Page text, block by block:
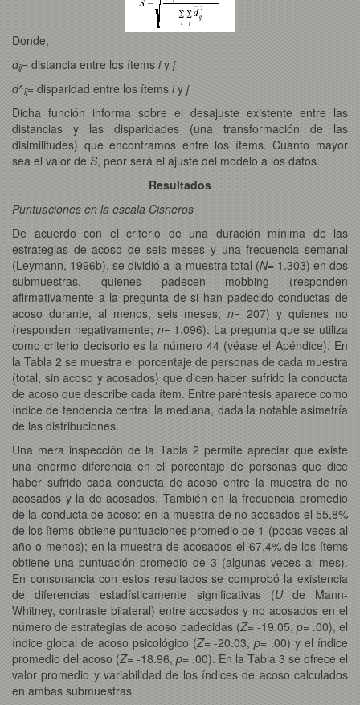
Donde,
dij= distancia entre los ítems iy j
d^ij= disparidad entre los ítems iy j
Dicha función informa sobre el desajuste existente entre las
distancias y las disparidades (una transformación de las
disimilitudes) que encontramos entre los ítems. Cuanto mayor
sea el valor de S, peor será el ajuste del modelo a los datos.
Resultados
Puntuaciones en la escala Cisneros
De acuerdo con el criterio de una duración mínima de las
estrategias de acoso de seis meses y una frecuencia semanal
(Leymann, 1996b), se dividió a la muestra total (N= 1.303) en dos
submuestras, quienes padecen mobbing (responden
afirmativamente a la pregunta de si han padecido conductas de
acoso durante, al menos, seis meses; n= 207) y quienes no
(responden negativamente; n= 1.096). La pregunta que se utiliza
como criterio decisorio es la número 44 (véase el Apéndice). En
la Tabla 2 se muestra el porcentaje de personas de cada muestra
(total, sin acoso y acosados) que dicen haber sufrido la conducta
de acoso que describe cada ítem. Entre paréntesis aparece como
índice de tendencia central la mediana, dada la notable asimetría
de las distribuciones.
Una mera inspección de la Tabla 2 permite apreciar que existe
una enorme diferencia en el porcentaje de personas que dice
haber sufrido cada conducta de acoso entre la muestra de no
acosados y la de acosados. También en la frecuencia promedio
de la conducta de acoso: en la muestra de no acosados el 55,8%
de los ítems obtiene puntuaciones promedio de 1 (pocas veces al
año o menos); en la muestra de acosados el 67,4% de los ítems
obtiene una puntuación promedio de 3 (algunas veces al mes).
En consonancia con estos resultados se comprobó la existencia
de diferencias estadísticamente significativas (Ude Mann-
Whitney, contraste bilateral) entre acosados y no acosados en el
número de estrategias de acoso padecidas (Z= -19.05, p= .00), el
índice global de acoso psicológico (Z= -20.03,p= .00) y el índice
promedio del acoso (Z= -18.96, p= .00). En la Tabla 3 se ofrece el
valor promedio y variabilidad de los índices de acoso calculados
en ambas submuestras